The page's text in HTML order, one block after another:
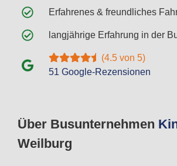
Über Busunternehmen
Weilburg
Erfahrenes & freundliches
langjährige Erfahrung in der
(4.5 von 5)
51 Google-Rezensionen